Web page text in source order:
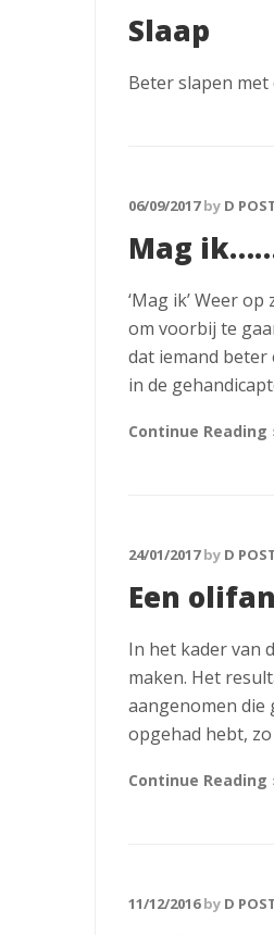
Slaap
Beter slapen
06/09/2017by D
Mag
‘Mag ik’ Weer
om voorbij te
dat iemand beter
in de
Continue Reading
24/01/2017by D
Een
In het kader van
maken. Het
aangenomen die
opgehad hebt,
Continue Reading
11/12/2016by D